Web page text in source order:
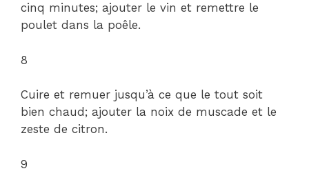
cinq minutes; ajouter le vin et remettre le
poulet dans la poêle.
8
Cuire et remuer jusqu’à ce que le tout soit
bien chaud; ajouter la noix de muscade et le
zeste de citron.
9